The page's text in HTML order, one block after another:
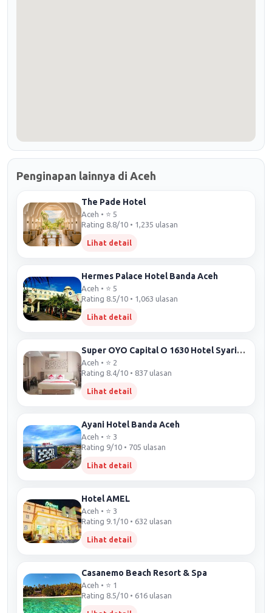
Penginapan lainnya di Aceh
The Pade Hotel
Aceh • ⭐ 5
Rating 8.8/10 • 1,235 ulasan
Lihat detail
Hermes Palace Hotel Banda Aceh
Aceh • ⭐ 5
Rating 8.5/10 • 1,063 ulasan
Lihat detail
Super OYO Capital O 1630 Hotel Syariah Ring Road
Aceh • ⭐ 2
Rating 8.4/10 • 837 ulasan
Lihat detail
Ayani Hotel Banda Aceh
Aceh • ⭐ 3
Rating 9/10 • 705 ulasan
Lihat detail
Hotel AMEL
Aceh • ⭐ 3
Rating 9.1/10 • 632 ulasan
Lihat detail
Casanemo Beach Resort & Spa
Aceh • ⭐ 1
Rating 8.5/10 • 616 ulasan